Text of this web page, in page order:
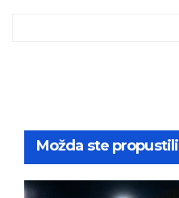
Možda ste propustili